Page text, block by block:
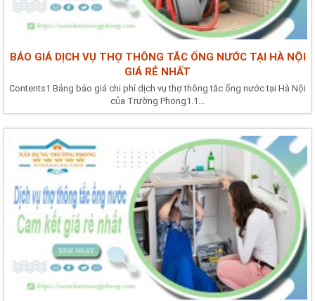
BÁO GIÁ DỊCH VỤ THỢ THÔNG TẮC ỐNG NƯỚC TẠI HÀ NỘI
GIÁ RẺ NHẤT
Contents1 Bảng báo giá chi phí dịch vụ thợ thông tắc ống nước tại Hà Nội
của Trường Phong1.1...